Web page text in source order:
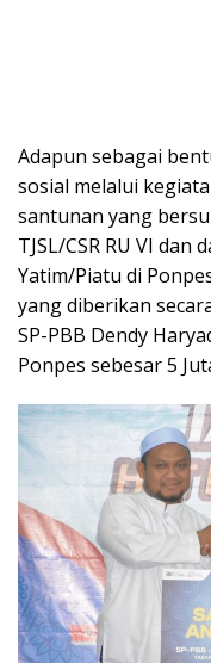
Adapun sebagai
sosial melalui
santunan yang
TJSL/CSR RU VI dan
Yatim/Piatu di
yang diberikan
SP-PBB Dendy
Ponpes sebesar 5